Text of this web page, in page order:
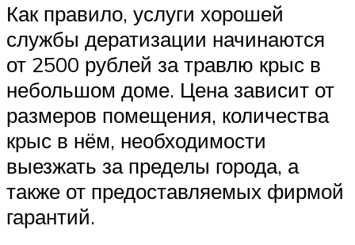
Как правило, услуги хорошей
службы дератизации начинаются
от 2500 рублей за травлю крыс в
небольшом доме. Цена зависит от
размеров помещения, количества
крыс в нём, необходимости
выезжать за пределы города, а
также от предоставляемых фирмой
гарантий.